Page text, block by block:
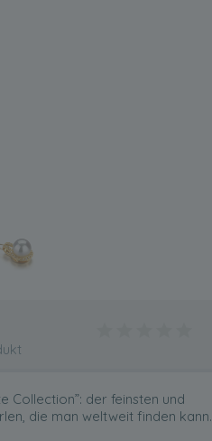
Collection”: der feinsten und
die man weltweit finden kann.